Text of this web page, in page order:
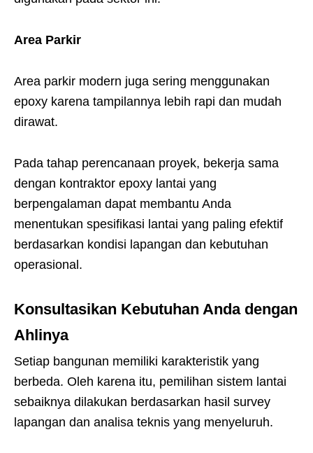
Area Parkir
Area parkir modern juga sering menggunakan
epoxy karena tampilannya lebih rapi dan mudah
dirawat.
Pada tahap perencanaan proyek, bekerja sama
dengan kontraktor epoxy lantai yang
berpengalaman dapat membantu Anda
menentukan spesifikasi lantai yang paling efektif
berdasarkan kondisi lapangan dan kebutuhan
operasional.
Konsultasikan Kebutuhan Anda dengan
Ahlinya
Setiap bangunan memiliki karakteristik yang
berbeda. Oleh karena itu, pemilihan sistem lantai
sebaiknya dilakukan berdasarkan hasil survey
lapangan dan analisa teknis yang menyeluruh.